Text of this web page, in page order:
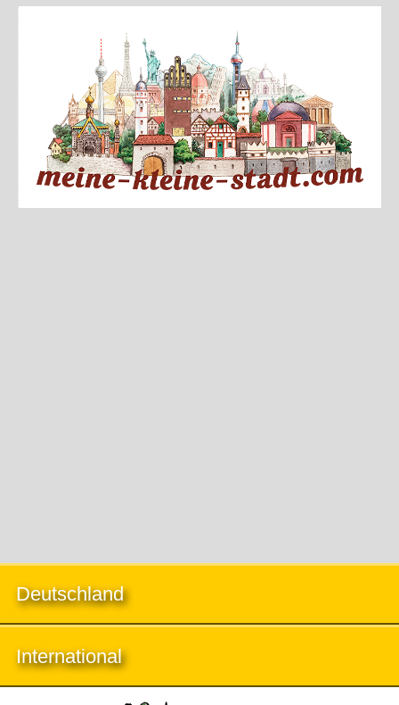
Deutschland
International